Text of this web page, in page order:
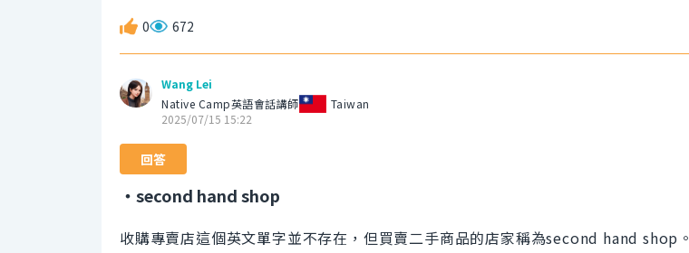
0 672
Wang Lei
Native Camp英語會話講師
Taiwan
2025/07/15 15:22
回答
・second hand shop
收購專賣店這個英文單字並不存在，但買賣二手商品的店家稱為second hand shop。